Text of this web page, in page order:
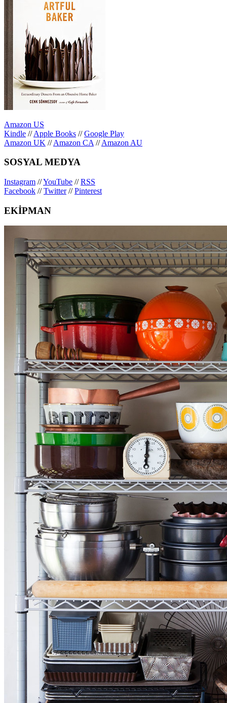
Amazon US
Kindle //Apple Books //Google Play
Amazon UK //Amazon CA //Amazon AU
SOSYAL MEDYA
Instagram //YouTube //RSS
Facebook //Twitter//Pinterest
EKİPMAN